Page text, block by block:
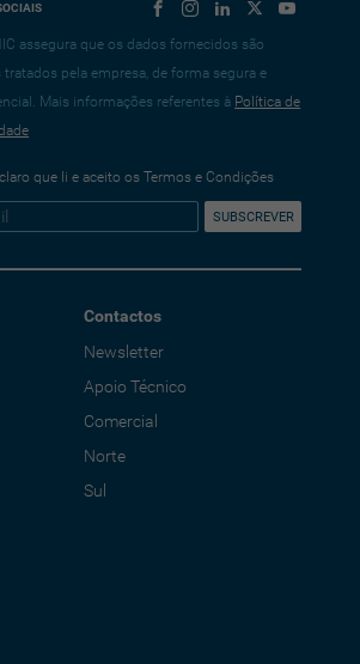
assegura que os dados fornecidos são
tratados pela empresa, de forma segura e
Mais informações referentes à Política de
que li e aceito os Termos e Condições
Contactos
Newsletter
Apoio Técnico
Comercial
Norte
Sul